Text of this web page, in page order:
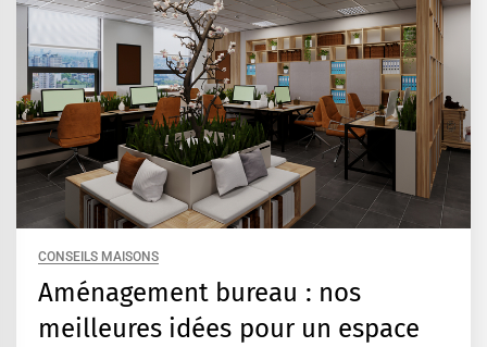
CONSEILS MAISONS
Aménagement bureau : nos
meilleures idées pour un espace